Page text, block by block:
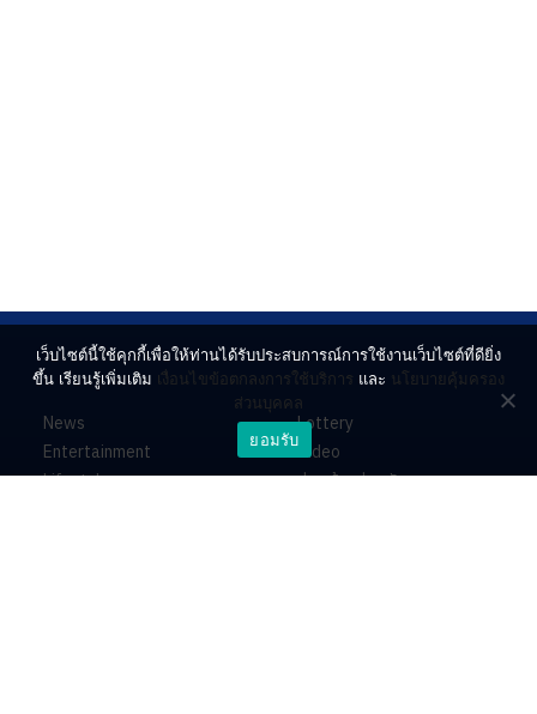
News
Entertainment
Lifestyle
Lottery
Video
ร่วมด้วยช่วยกัน
เว็บไซต์นี้ใช้คุกกี้เพื่อให้ท่านได้รับประสบการณ์การใช้งานเว็บไซต์ที่ดียิ่ง
ขึ้น เรียนรู้เพิ่มเติม เงื่อนไขข้อตกลงการใช้บริการ และ นโยบายคุ้มครอง
ส่วนบุคคล
ยอมรับ